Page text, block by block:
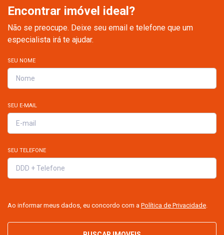
Encontrar imóvel ideal?
Não se preocupe. Deixe seu email e telefone que um
especialista irá te ajudar.
SEU NOME
SEU E-MAIL
SEU TELEFONE
Ao informar meus dados, eu concordo com a Política de Privacidade.